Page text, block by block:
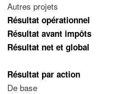
Autres projets
Résultat opérationnel
Résultat avant impôts
Résultat net et global
Résultat par action
De base